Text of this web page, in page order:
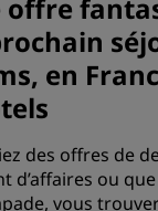
offre
en
des offres de
d’affaires ou
vous